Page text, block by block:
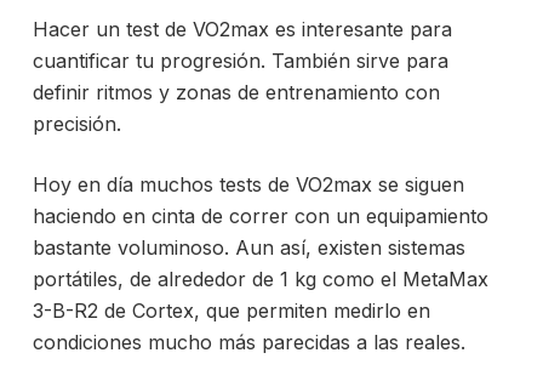
Hacer un test de VO2max es interesante para
cuantificar tu progresión. También sirve para
definir ritmos y zonas de entrenamiento con
precisión.
Hoy en día muchos tests de VO2max se siguen
haciendo en cinta de correr con un equipamiento
bastante voluminoso. Aun así, existen sistemas
portátiles, de alrededor de 1 kg como el MetaMax
3-B-R2 de Cortex, que permiten medirlo en
condiciones mucho más parecidas a las reales.